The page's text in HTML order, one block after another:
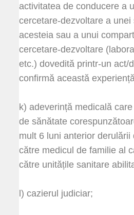
activitatea de conducere a
cercetare-dezvoltare a unei
acesteia sau a unui
cercetare-dezvoltare
etc.) dovedită printr-un act/
confirmă această
k) adeverință medicală
de sănătate
mult 6 luni anterior derulării
către medicul de familie al
către unitățile sanitare
l) cazierul judiciar;